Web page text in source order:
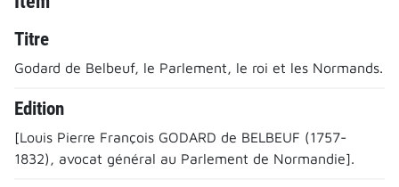
Titre
Godard de Belbeuf, le Parlement, le roi et les Normands.
Edition
[Louis Pierre François GODARD de BELBEUF (1757-
1832), avocat général au Parlement de Normandie].